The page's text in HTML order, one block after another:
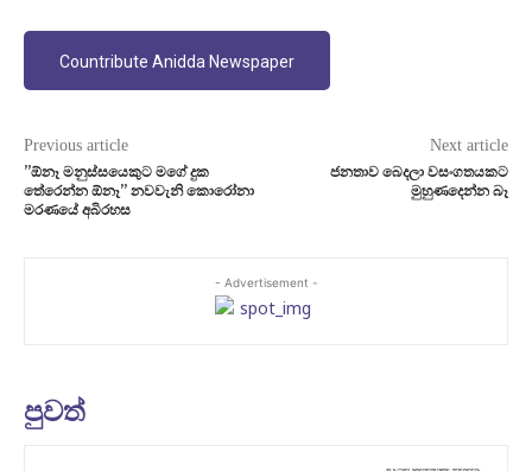
Countribute Anidda Newspaper
Previous article
”ඕනෑ මනුස්සයෙකුට මගේ දුක
තේරෙන්න ඕනෑ” නවවැනි කොරෝනා
මරණයේ අබිරහස
Next article
ජනතාව බෙදලා වසංගතයකට
මුහුණදෙන්න බෑ
- Advertisement -
පුවත්